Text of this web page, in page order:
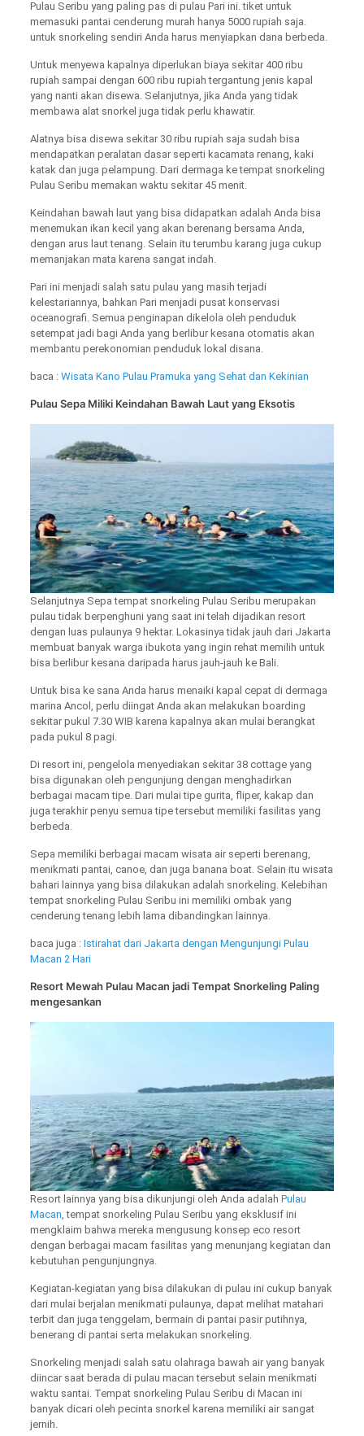
Pulau Seribu yang paling pas di pulau Pari ini. tiket untuk
memasuki pantai cenderung murah hanya 5000 rupiah saja.
untuk snorkeling sendiri Anda harus menyiapkan dana berbeda.
Untuk menyewa kapalnya diperlukan biaya sekitar 400 ribu
rupiah sampai dengan 600 ribu rupiah tergantung jenis kapal
yang nanti akan disewa. Selanjutnya, jika Anda yang tidak
membawa alat snorkel juga tidak perlu khawatir.
Alatnya bisa disewa sekitar 30 ribu rupiah saja sudah bisa
mendapatkan peralatan dasar seperti kacamata renang, kaki
katak dan juga pelampung. Dari dermaga ke tempat snorkeling
Pulau Seribu memakan waktu sekitar 45 menit.
Keindahan bawah laut yang bisa didapatkan adalah Anda bisa
menemukan ikan kecil yang akan berenang bersama Anda,
dengan arus laut tenang. Selain itu terumbu karang juga cukup
memanjakan mata karena sangat indah.
Pari ini menjadi salah satu pulau yang masih terjadi
kelestariannya, bahkan Pari menjadi pusat konservasi
oceanografi. Semua penginapan dikelola oleh penduduk
setempat jadi bagi Anda yang berlibur kesana otomatis akan
membantu perekonomian penduduk lokal disana.
baca : Wisata Kano Pulau Pramuka yang Sehat dan Kekinian
Pulau Sepa Miliki Keindahan Bawah Laut yang Eksotis
Selanjutnya Sepa tempat snorkeling Pulau Seribu merupakan
pulau tidak berpenghuni yang saat ini telah dijadikan resort
dengan luas pulaunya 9 hektar. Lokasinya tidak jauh dari Jakarta
membuat banyak warga ibukota yang ingin rehat memilih untuk
bisa berlibur kesana daripada harus jauh-jauh ke Bali.
Untuk bisa ke sana Anda harus menaiki kapal cepat di dermaga
marina Ancol, perlu diingat Anda akan melakukan boarding
sekitar pukul 7.30 WIB karena kapalnya akan mulai berangkat
pada pukul 8 pagi.
Di resort ini, pengelola menyediakan sekitar 38 cottage yang
bisa digunakan oleh pengunjung dengan menghadirkan
berbagai macam tipe. Dari mulai tipe gurita, fliper, kakap dan
juga terakhir penyu semua tipe tersebut memiliki fasilitas yang
berbeda.
Sepa memiliki berbagai macam wisata air seperti berenang,
menikmati pantai, canoe, dan juga banana boat. Selain itu wisata
bahari lainnya yang bisa dilakukan adalah snorkeling. Kelebihan
tempat snorkeling Pulau Seribu ini memiliki ombak yang
cenderung tenang lebih lama dibandingkan lainnya.
baca juga : Istirahat dari Jakarta dengan Mengunjungi Pulau
Macan 2 Hari
Resort Mewah Pulau Macan jadi Tempat Snorkeling Paling
mengesankan
Resort lainnya yang bisa dikunjungi oleh Anda adalah Pulau
Macan, tempat snorkeling Pulau Seribu yang eksklusif ini
mengklaim bahwa mereka mengusung konsep eco resort
dengan berbagai macam fasilitas yang menunjang kegiatan dan
kebutuhan pengunjungnya.
Kegiatan-kegiatan yang bisa dilakukan di pulau ini cukup banyak
dari mulai berjalan menikmati pulaunya, dapat melihat matahari
terbit dan juga tenggelam, bermain di pantai pasir putihnya,
benerang di pantai serta melakukan snorkeling.
Snorkeling menjadi salah satu olahraga bawah air yang banyak
diincar saat berada di pulau macan tersebut selain menikmati
waktu santai. Tempat snorkeling Pulau Seribu di Macan ini
banyak dicari oleh pecinta snorkel karena memiliki air sangat
jernih.